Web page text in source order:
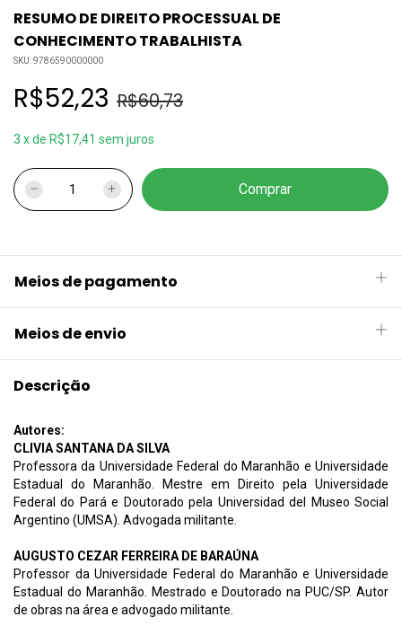
RESUMO DE DIREITO PROCESSUAL DE
CONHECIMENTO TRABALHISTA
SKU:9786590000000
R$52,23 R$60,73
3 xde R$17,41 sem juros
Meios de pagamento
Meios de envio
Descrição
Autores:
CLIVIA SANTANA DA SILVA
Professora da Universidade Federal do Maranhão e Universidade
Estadual do Maranhão. Mestre em Direito pela Universidade
Federal do Pará e Doutorado pela Universidad del Museo Social
Argentino (UMSA). Advogada militante.
AUGUSTO CEZAR FERREIRA DE BARAÚNA
Professor da Universidade Federal do Maranhão e Universidade
Estadual do Maranhão. Mestrado e Doutorado na PUC/SP. Autor
de obras na área e advogado militante.